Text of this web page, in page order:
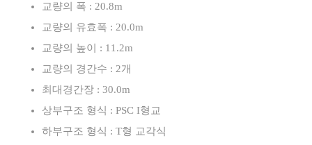
교량의 폭 : 20.8m
교량의 유효폭 : 20.0m
교량의 높이 : 11.2m
교량의 경간수 : 2개
최대경간장 : 30.0m
상부구조 형식 : PSC I형교
하부구조 형식 : T형 교각식